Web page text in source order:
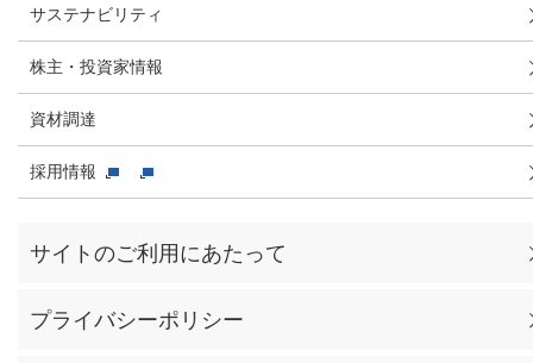
サステナビリティ
株主・投資家情報
資材調達
採用情報
サイトのご利用にあたって
プライバシーポリシー